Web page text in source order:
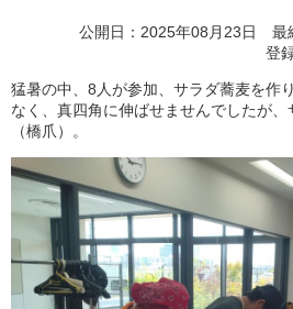
公開日：2025年08月23日 最
登
猛暑の中、8人が参加、サラダ蕎麦を作
なく、真四角に伸ばせませんでしたが
（橋爪）。